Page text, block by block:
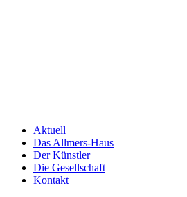
Aktuell
Das Allmers-Haus
Der Künstler
Die Gesellschaft
Kontakt